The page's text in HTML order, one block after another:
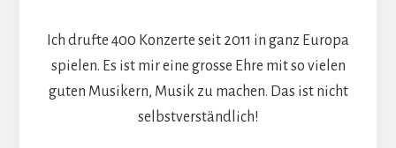
Ich drufte 400 Konzerte seit 2011 in ganz Europa
spielen. Es ist mir eine grosse Ehre mit so vielen
guten Musikern, Musik zu machen. Das ist nicht
selbstverständlich!